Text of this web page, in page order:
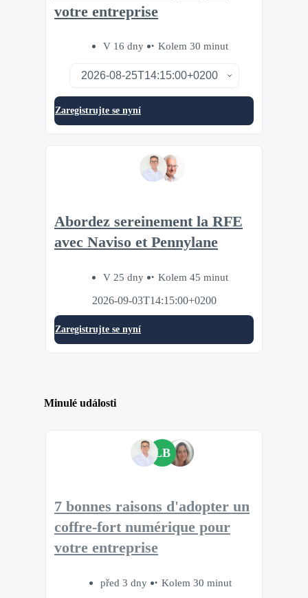
votre entreprise
V 16 dny Kolem 30 minut
Zaregistrujte se nyní
Abordez sereinement la RFE
avec Naviso et Pennylane
V 25 dny
Kolem 45 minut
2026-09-03T14:15:00+0200
Zaregistrujte se nyní
Minulé události
LB
7 bonnes raisons d'adopter un
coffre-fort numérique pour
votre entreprise
před 3 dny Kolem 30 minut